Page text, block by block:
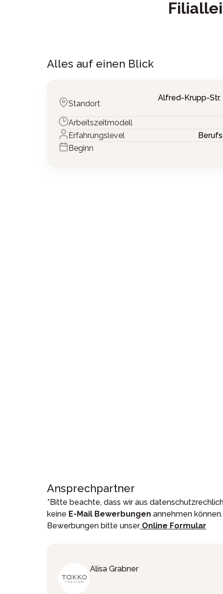
Alles auf einen Blick
Standort
Alfred-Krupp-Str.
Arbeitszeitmodell
Erfahrungslevel
Beginn
Ansprechpartner
*Bitte beachte, dass wir aus
keine E-Mail Bewerbungen annehmen
Bewerbungen bitte unser Online Formular
Alisa Grabner